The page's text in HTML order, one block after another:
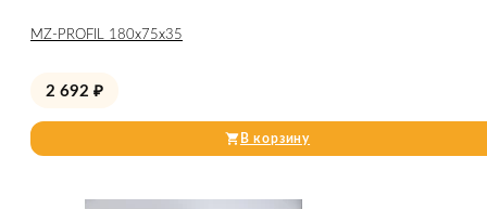
МZ-PROFIL 180х75х35
2 692 ₽
В корзину